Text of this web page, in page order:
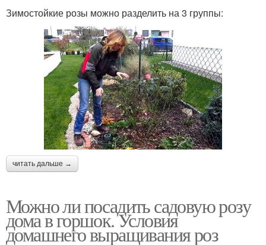
Зимостойкие розы можно разделить на 3 группы:
читать дальше →
Можно ли посадить садовую розу
дома в горшок. Условия
домашнего выращивания роз